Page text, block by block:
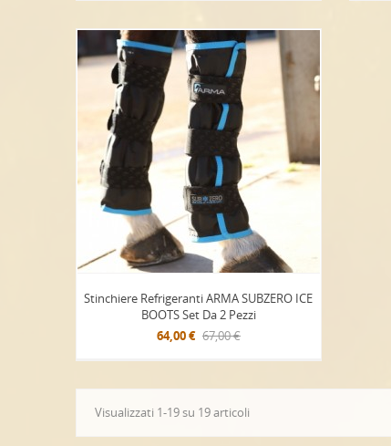
Stinchiere Refrigeranti ARMA SUBZERO ICE
BOOTS Set Da 2 Pezzi
64,00 € 67,00 €
Visualizzati 1-19 su 19 articoli